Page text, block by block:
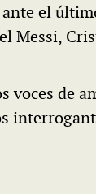
el
Messi,
voces de